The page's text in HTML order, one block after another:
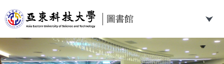
到
主
要
內
容
圖書館